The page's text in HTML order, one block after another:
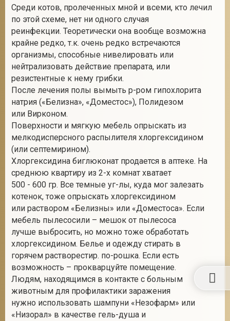
Среди котов, пролеченных мной и всеми, кто лечил
по этой схеме, нет ни одного случая
реинфекции. Теоретически она вообще возможна
крайне редко, т.к. очень редко встречаются
организмы, способные нивелировать или
нейтрализовать действие препарата, или
резистентные к нему грибки.
После лечения полы вымыть р-ром гипохлорита
натрия («Белизна», «Доместос»), Полидезом
или Вирконом.
Поверхности и мягкую мебель опрыскать из
мелкодисперсного распылителя хлоргексидином
(или септемирином).
Хлоргексидина биглюконат продается в аптеке. На
среднюю квартиру из 2-х комнат хватает
500 - 600 гр. Все темные уг-лы, куда мог залезать
котенок, тоже опрыскать хлоргексидином
или раствором «Белизны» или «Доместоса». Если
мебель пылесосили – мешок от пылесоса
лучше выбросить, но можно тоже обработать
хлоргексидином. Белье и одежду стирать в
горячем растворестир. по-рошка. Если есть
возможность – прокварцуйте помещение.
Людям, находящимся в контакте с больным
животным для профилактики заражения
нужно использовать шампуни «Незофарм» или
«Низорал» в качестве гель-душа и